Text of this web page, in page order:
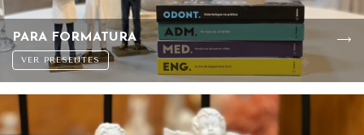
PARA FORMATURA
VER PRESENTES